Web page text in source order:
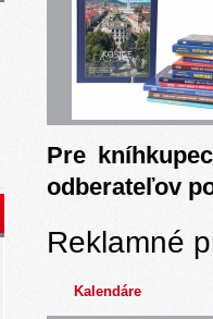
Pre
odberateľov
Reklamné
Kalendáre